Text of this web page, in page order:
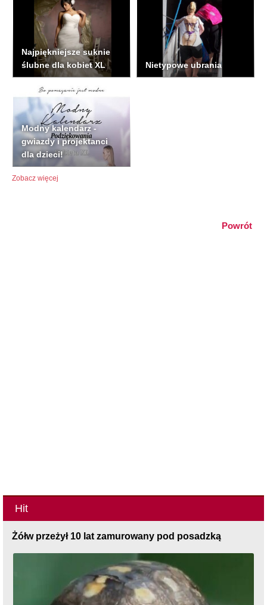
Najpiękniejsze suknie
ślubne dla kobiet XL
Nietypowe ubrania
Modny kalendarz -
gwiazdy i projektanci
dla dzieci!
Zobacz więcej
Powrót
Hit
Żółw przeżył 10 lat zamurowany pod posadzką